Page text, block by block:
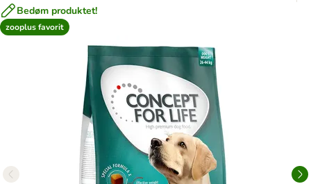
Bedøm produktet!
zooplus favorit